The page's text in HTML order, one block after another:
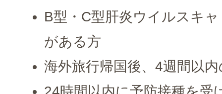
B型・C型肝炎ウイルスキ
がある方
海外旅行帰国後、4週間以